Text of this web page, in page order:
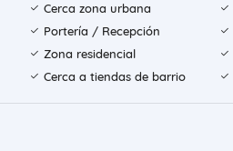
Cerca zona urbana
Portería / Recepción
Zona residencial
Cerca a tiendas de barrio